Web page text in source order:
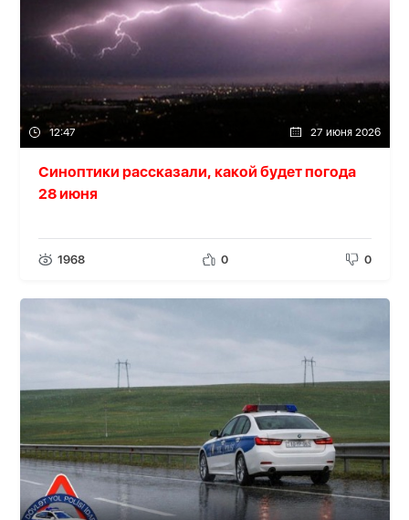
12:47 27 июня 2026
Синоптики рассказали, какой будет погода
28 июня
1968 0 0